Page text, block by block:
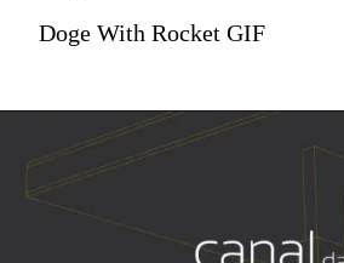
Doge With Rocket GIF